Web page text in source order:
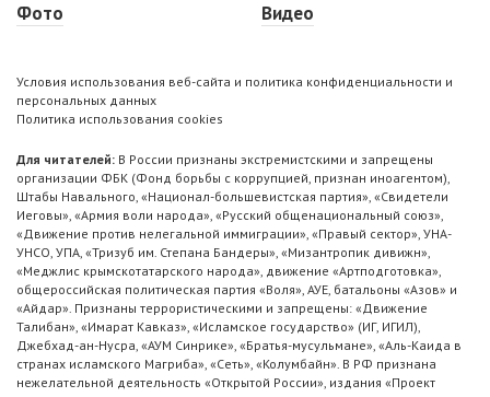
Фото
Видео
Условия использования веб-сайта и политика конфиденциальности и
персональных данных
Политика использования cookies
Для читателей: В России признаны экстремистскими и запрещены
организации ФБК (Фонд борьбы с коррупцией, признан иноагентом),
Штабы Навального, «Национал-большевистская партия», «Свидетели
Иеговы», «Армия воли народа», «Русский общенациональный союз»,
«Движение против нелегальной иммиграции», «Правый сектор», УНА-
УНСО, УПА, «Тризуб им. Степана Бандеры», «Мизантропик дивижн»,
«Меджлис крымскотатарского народа», движение «Артподготовка»,
общероссийская политическая партия «Воля», АУЕ, батальоны «Азов» и
«Айдар». Признаны террористическими и запрещены: «Движение
Талибан», «Имарат Кавказ», «Исламское государство» (ИГ, ИГИЛ),
Джебхад-ан-Нусра, «АУМ Синрике», «Братья-мусульмане», «Аль-Каида в
странах исламского Магриба», «Сеть», «Колумбайн». В РФ признана
нежелательной деятельность «Открытой России», издания «Проект